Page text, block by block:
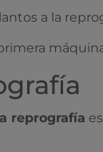
a la
reprografía